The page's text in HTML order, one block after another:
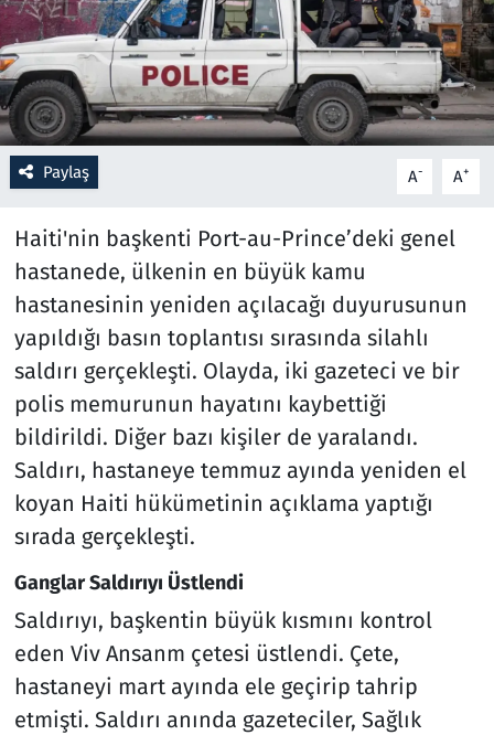
Paylaş A- A+
Haiti'nin başkenti Port-au-Prince’deki genel
hastanede, ülkenin en büyük kamu
hastanesinin yeniden açılacağı duyurusunun
yapıldığı basın toplantısı sırasında silahlı
saldırı gerçekleşti. Olayda, iki gazeteci ve bir
polis memurunun hayatını kaybettiği
bildirildi. Diğer bazı kişiler de yaralandı.
Saldırı, hastaneye temmuz ayında yeniden el
koyan Haiti hükümetinin açıklama yaptığı
sırada gerçekleşti.
Ganglar Saldırıyı Üstlendi
Saldırıyı, başkentin büyük kısmını kontrol
eden Viv Ansanm çetesi üstlendi. Çete,
hastaneyi mart ayında ele geçirip tahrip
etmişti. Saldırı anında gazeteciler, Sağlık
Rüya Tabirleri
Sağlık
Savunma Sanayi
Seçim 2023
Spor
Teknoloji ve Bilim
Televizyon